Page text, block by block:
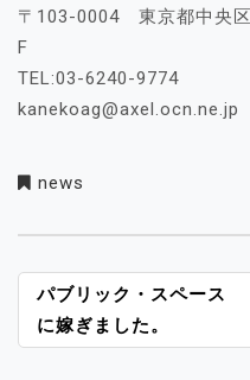
〒103-0004 東京都中央
F
TEL:03-6240-9774
kanekoag@axel.ocn.ne.jp
news
投
稿
ナ
パブリック・スペース
に嫁ぎました。